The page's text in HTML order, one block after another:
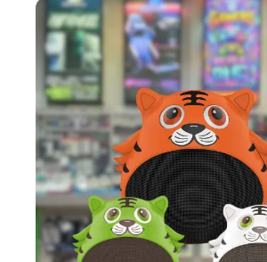
Las
opciones
se
pueden
elegir
en
la
página
de
producto